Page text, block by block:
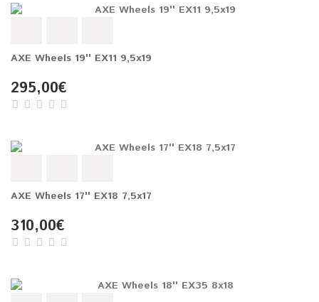
AXE Wheels 19'' EX11 9,5x19
295,00€
AXE Wheels 17'' EX18 7,5x17
310,00€